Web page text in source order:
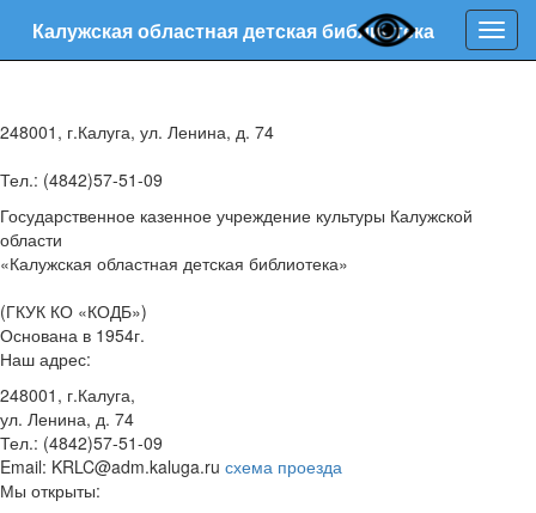
Калужская областная детская библиотека
248001, г.Калуга, ул. Ленина, д. 74
Тел.: (4842)57-51-09
Государственное казенное учреждение культуры Калужской
области
«Калужская областная детская библиотека»
(ГКУК КО «КОДБ»)
Основана в 1954г.
Наш адрес:
248001, г.Калуга,
ул. Ленина, д. 74
Тел.: (4842)57-51-09
Email: KRLC@adm.kaluga.ru схема проезда
Мы открыты: